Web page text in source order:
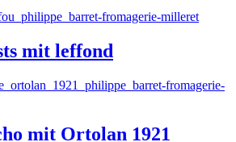
mit leffond
mit Ortolan 1921